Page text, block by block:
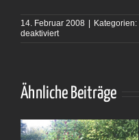
14. Februar 2008 | Kategorien:
deaktiviertfür
Ähnliche Beiträge